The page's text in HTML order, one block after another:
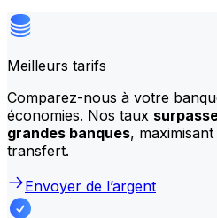
Meilleurs tarifs
Comparez-nous à votre
économies. Nos taux
grandes banques,
transfert.
Envoyer de l’argent